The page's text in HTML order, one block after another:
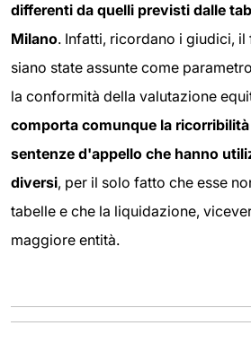
differenti da quelli previsti dalle
Milano. Infatti, ricordano i giudici,
siano state assunte come
la conformità della valutazione
comporta comunque la
sentenze d'appello che hanno
diversi, per il solo fatto che esse
tabelle e che la liquidazione,
maggiore entità.